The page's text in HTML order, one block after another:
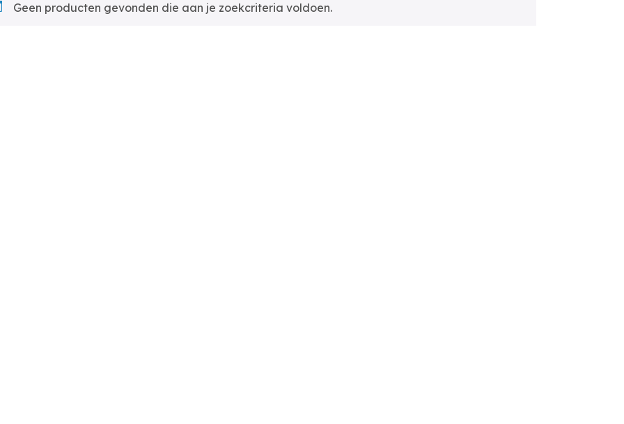
Geen producten gevonden die aan je zoekcriteria voldoen.